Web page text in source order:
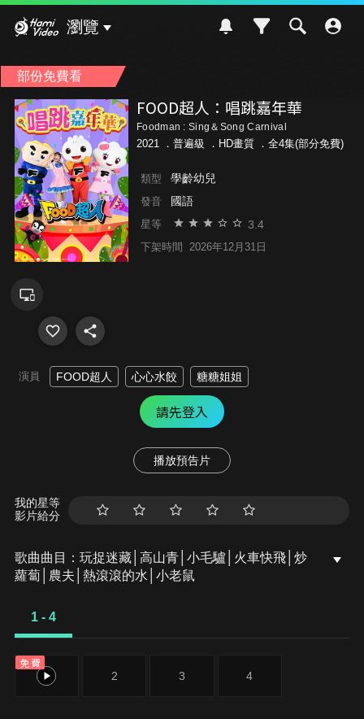
瀏覽
部份免費看
FOOD超人：唱跳嘉年華
Foodman : Sing＆Song Carnival
2021 ． 普遍級 ．HD畫質 ．全4集(部分免費)
類型 學齡幼兒
發音 國語
星等 3.4
下架時間 2026年12月31日
演員 FOOD超人 心心水餃 糖糖姐姐
請先登入
播放預告片
我的星等
影片給分
歌曲曲目：玩捉迷藏│高山青│小毛驢│火車快飛│炒
蘿蔔│農夫│熱滾滾的水│小老鼠
1 - 4
免費
1 2 3 4